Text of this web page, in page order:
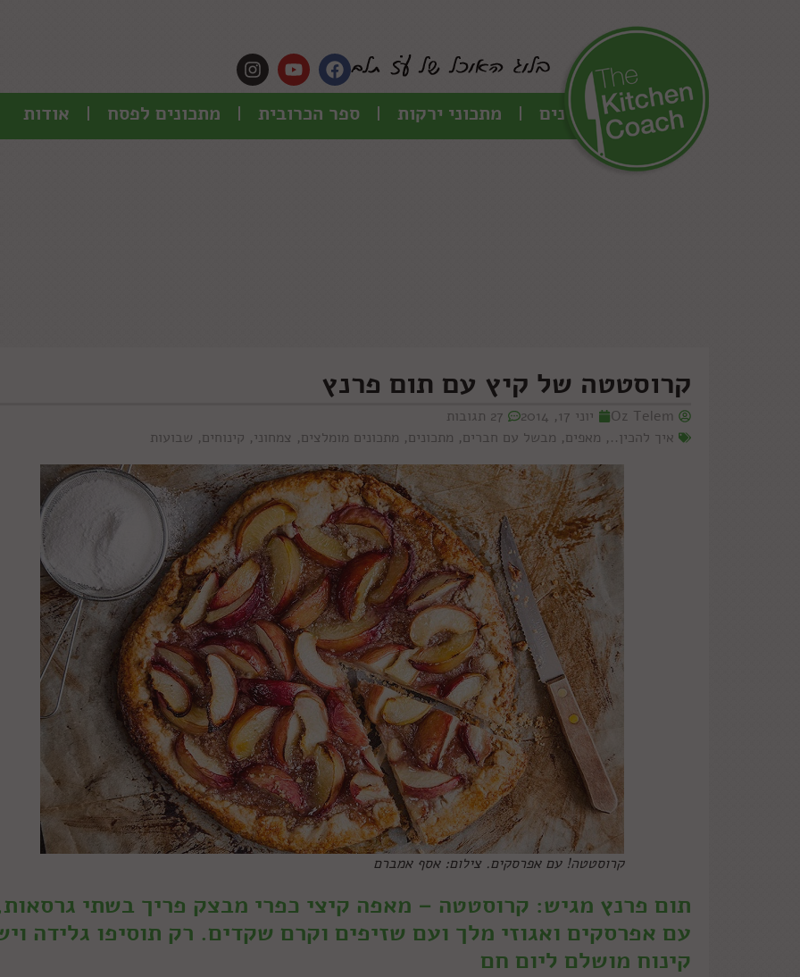
כל המתכונים מתכוני ירקות ספר הכרובית מתכונים לפסח אודות
קרוסטטה של קיץ עם תום פרנץ
Oz Telem יוני 17, 2014
27 תגובות
איך להכין.., מאפים, מבשל עם חברים, מתכונים, מתכונים מומלצים, צמחוני, קינוחים, שבועות
קרוסטטה! עם אפרסקים. צילום: אסף אמברם
תום פרנץ מגיש: קרוסטטה – מאפה קיצי כפרי מבצק פריך בשתי
עם אפרסקים ואגוזי מלך ועם שזיפים וקרם שקדים. רק תוסיפו גלידה
קינוח מושלם ליום חם